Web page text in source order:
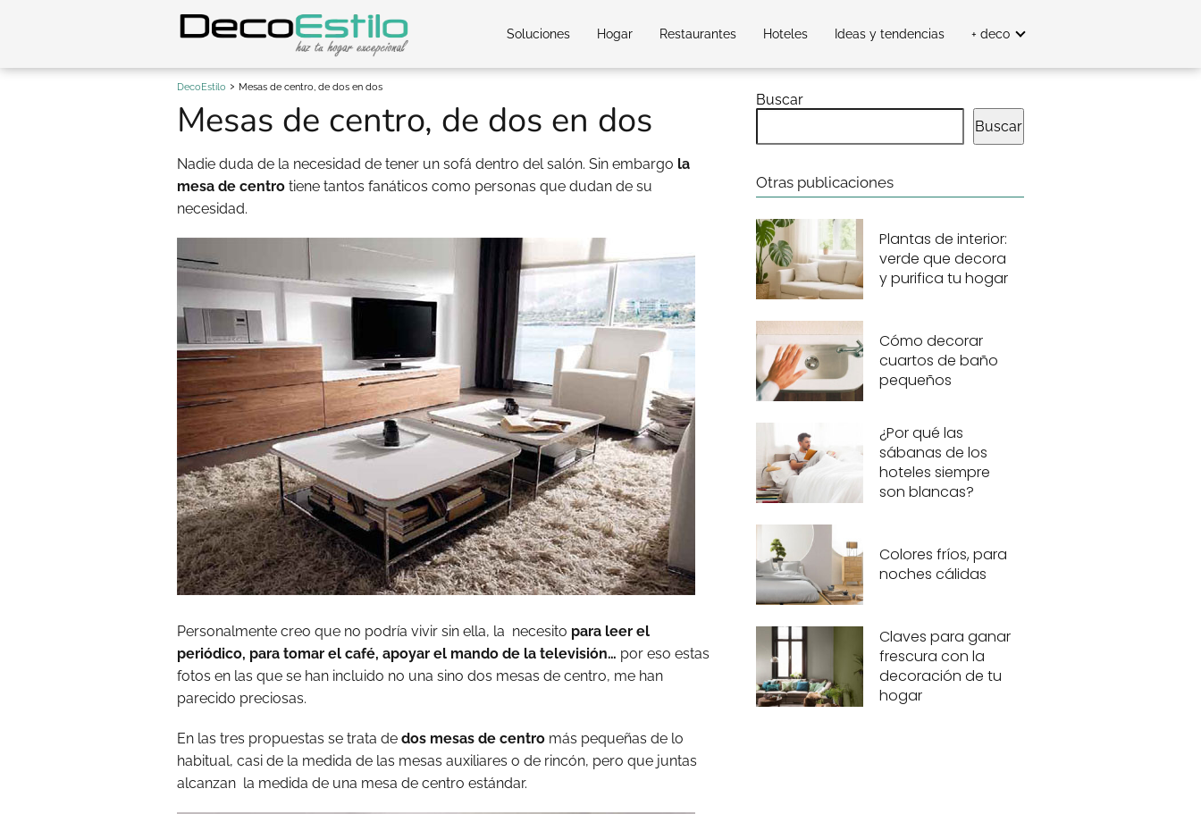
Soluciones Hogar Restaurantes Hoteles Ideas y tendencias + deco
DecoEstilo Mesas de centro, de dos en dos
Mesas de centro, de dos en dos
Nadie duda de la necesidad de tener un sofá dentro del salón. Sin embargo la
mesa de centro tiene tantos fanáticos como personas que dudan de su
necesidad.
Personalmente creo que no podría vivir sin ella, la necesito para leer el
periódico, para tomar el café, apoyar el mando de la televisión… por eso estas
fotos en las que se han incluido no una sino dos mesas de centro, me han
parecido preciosas.
En las tres propuestas se trata de dos mesas de centro más pequeñas de lo
habitual, casi de la medida de las mesas auxiliares o de rincón, pero que juntas
alcanzan la medida de una mesa de centro estándar.
Buscar
Buscar
Otras publicaciones
Plantas de interior:
verde que decora
y purifica tu hogar
Cómo decorar
cuartos de baño
pequeños
¿Por qué las
sábanas de los
hoteles siempre
son blancas?
Colores fríos, para
noches cálidas
Claves para ganar
frescura con la
decoración de tu
hogar